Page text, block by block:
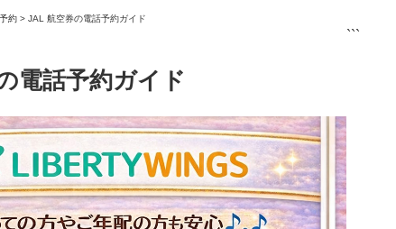
約 > JAL 航空券の電話予約ガイド
電話予約ガイド
```